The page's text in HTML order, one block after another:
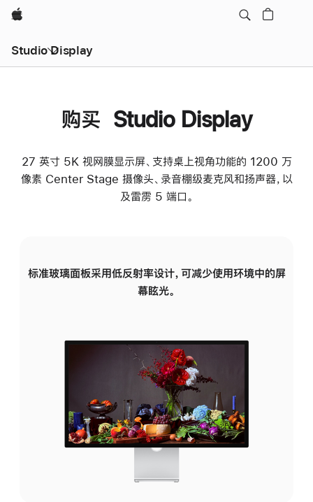
Apple
Studio Display
购买 Studio Display
27 英寸 5K 视网膜显示屏、支持桌上视角功能的 1200 万
像素 Center Stage 摄像头、录音棚级麦克风和扬声器，以
及雷雳 5 端口。
标准玻璃面板采用低反射率设计，可减少使用环境中的屏
幕眩光。